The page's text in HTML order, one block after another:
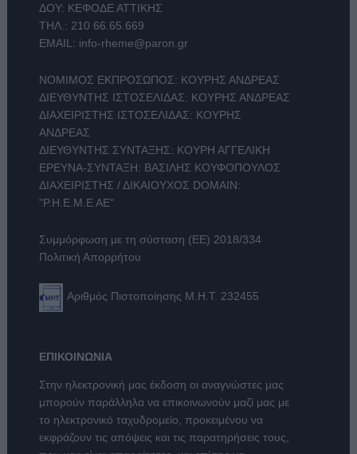
ΔΟΥ: ΚΕΦΟΔΕ ΑΤΤΙΚΗΣ
ΤΗΛ.: 210 66.65.669
EMAIL: info-rheme@paron.gr
ΝΟΜΙΜΟΣ ΕΚΠΡΟΣΩΠΟΣ: ΚΟΥΡΗΣ ΑΝΔΡΕΑΣ
ΔΙΕΥΘΥΝΤΗΣ ΙΣΤΟΣΕΛΙΔΑΣ: ΚΟΥΡΗΣ ΑΝΔΡΕΑΣ
ΔΙΑΧΕΙΡΙΣΤΗΣ ΙΣΤΟΣΕΛΙΔΑΣ: ΚΟΥΡΗΣ
ΑΝΔΡΕΑΣ
ΔΙΕΥΘΥΝΤΗΣ ΣΥΝΤΑΞΗΣ: ΚΟΥΡΗ ΑΓΓΕΛΙΚΗ
ΕΡΕΥΝΑ-ΣΥΝΤΑΞΗ: ΒΑΣΙΛΗΣ ΚΟΥΦΟΠΟΥΛΟΣ
ΔΙΑΧΕΙΡΙΣΤΗΣ / ΔΙΚΑΙΟΥΧΟΣ DOMAIN:
"Ρ.Η.Ε.Μ.Ε ΑΕ"
Συμμόρφωση με τη σύσταση (ΕΕ) 2018/334
Πολιτική Απορρήτου
Αριθμός Πιστοποίησης Μ.Η.Τ. 232455
ΕΠΙΚΟΙΝΩΝΙΑ
Στην ηλεκτρονική μας έκδοση οι αναγνώστες μας
μπορούν παράλληλα να επικοινωνούν μαζί μας με
το ηλεκτρονικό ταχυδρομείο, προκειμένου να
εκφράζουν τις απόψεις και τις παρατηρήσεις τους,